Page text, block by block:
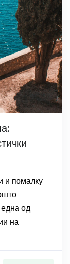
и помалку
од
на